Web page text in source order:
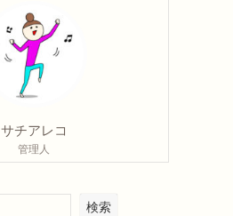
サチアレコ
管理人
検索